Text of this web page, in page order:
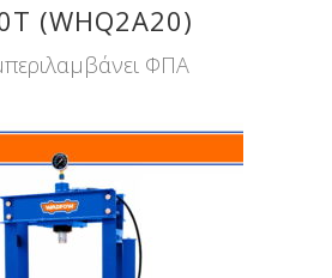
(WHQ2A20)
ΦΠΑ